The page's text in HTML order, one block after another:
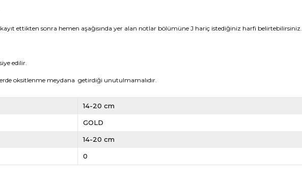
ettikten sonra hemen aşağısında yer alan notlar bölümüne J hariç istediğiniz harfi belirtebilirsiniz.
edilir.
oksitlenme meydana getirdiği unutulmamalıdır.
14-20 cm
GOLD
14-20 cm
0